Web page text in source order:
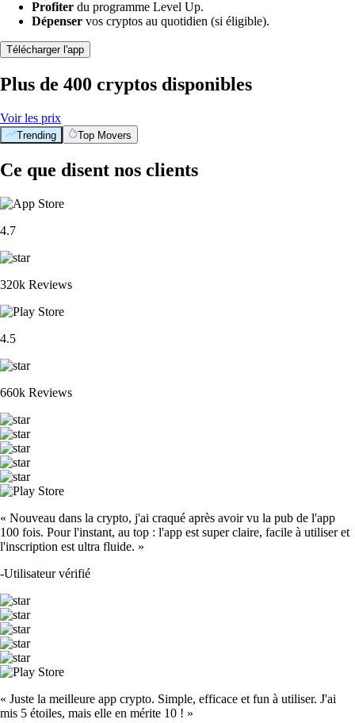
Profiter du programme Level Up.
Dépenser vos cryptos au quotidien (si éligible).
Télécharger l'app
Plus de 400 cryptos disponibles
Voir les prix
Trending Top Movers
Ce que disent nos clients
4.7
320k Reviews
4.5
660k Reviews
« Nouveau dans la crypto, j'ai craqué après avoir vu la pub de l'app
100 fois. Pour l'instant, au top : l'app est super claire, facile à utiliser et
l'inscription est ultra fluide. »
-Utilisateur vérifié
« Juste la meilleure app crypto. Simple, efficace et fun à utiliser. J'ai
mis 5 étoiles, mais elle en mérite 10 ! »